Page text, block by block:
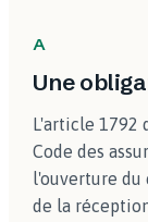
A
Une
L'article 1792
Code des
l'ouverture du
de la